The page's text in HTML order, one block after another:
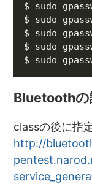
Bluetoothの
classの後に指
http://